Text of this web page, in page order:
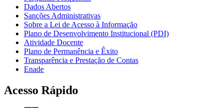
Dados Abertos
Sanções Administrativas
Sobre a Lei de Acesso à Informação
Plano de Desenvolvimento Institucional (PDI)
Atividade Docente
Plano de Permanência e Êxito
Transparência e Prestação de Contas
Enade
Acesso Rápido